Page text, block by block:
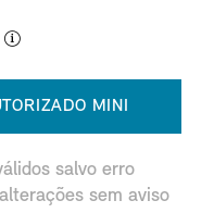
MINI
salvo erro
sem aviso